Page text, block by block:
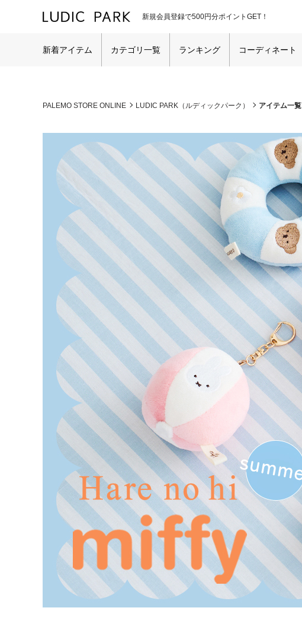
新規会員登録で500円分ポイントGET！
新着アイテム カテゴリ一覧 ランキング コーディネート
PALEMO STORE ONLINE LUDIC PARK（ルディックパーク） アイテム一覧